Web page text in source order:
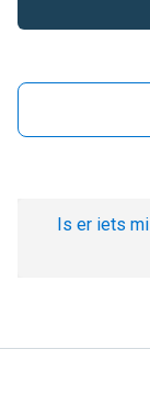
Is er iets